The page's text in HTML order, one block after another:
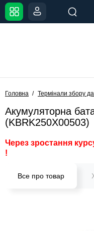
Головна Термінали збору
Акумуляторна
(KBRK250X00503)
Через зростання
!
Все про товар